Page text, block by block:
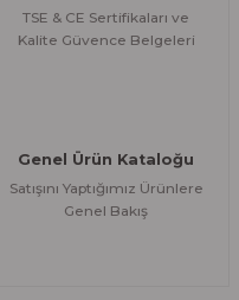
TSE & CE Sertifikaları ve
Kalite Güvence Belgeleri
Genel Ürün Kataloğu
Satışını Yaptığımız Ürünlere
Genel Bakış